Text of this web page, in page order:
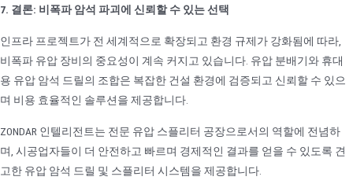
7. 결론: 비폭파 암석 파괴에 신뢰할 수 있는 선택
인프라 프로젝트가 전 세계적으로 확장되고 환경 규제가 강화됨에 따라,
비폭파 유압 장비의 중요성이 계속 커지고 있습니다. 유압 분배기와 휴대
용 유압 암석 드릴의 조합은 복잡한 건설 환경에 검증되고 신뢰할 수 있으
며 비용 효율적인 솔루션을 제공합니다.
ZONDAR 인텔리전트는 전문 유압 스플리터 공장으로서의 역할에 전념하
며, 시공업자들이 더 안전하고 빠르며 경제적인 결과를 얻을 수 있도록 견
고한 유압 암석 드릴 및 스플리터 시스템을 제공합니다.